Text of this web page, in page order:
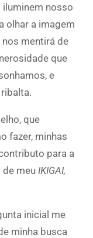
nosso
olhar a imagem
mentirá de
que
e
que
fazer, minhas
para a
de meu IKIGAI,
inicial me
minha busca